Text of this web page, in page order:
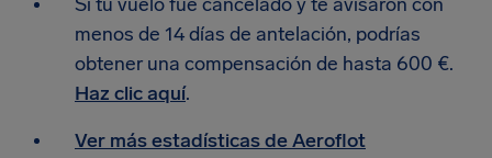
menos de 14 días de antelación, podrías
obtener una compensación de hasta 600 €.
Haz clic aquí.
Ver más estadísticas de Aeroflot